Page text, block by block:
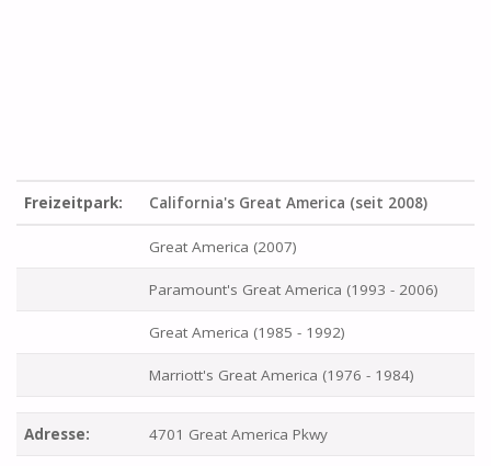
Freizeitpark: California's Great America (seit 2008)
Great America (2007)
Paramount's Great America (1993 - 2006)
Great America (1985 - 1992)
Marriott's Great America (1976 - 1984)
Adresse: 4701 Great America Pkwy